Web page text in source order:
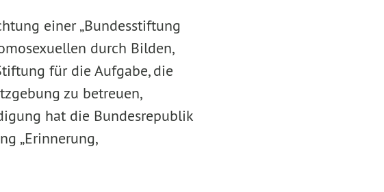
einer „Bundesstiftung
durch Bilden,
für die Aufgabe, die
zu betreuen,
hat die Bundesrepublik
„Erinnerung,